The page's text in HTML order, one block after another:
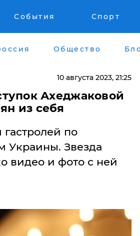
События Спорт
Общество
10 августа 2023, 21:25
Ахеджаковой
из себя
по
Украины. Звезда
видео и фото с ней